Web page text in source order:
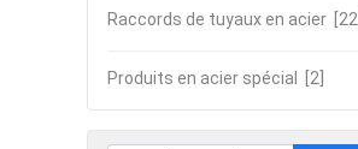
Raccords de tuyaux en acier [22]
Produits en acier spécial [2]